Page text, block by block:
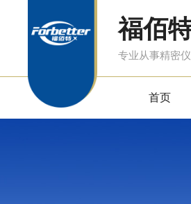
福佰
专业从事精密
首页